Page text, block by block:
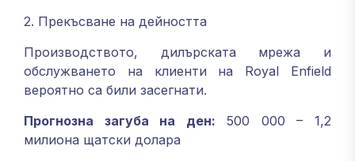
2. Прекъсване на дейността
Производството, дилърската мрежа и
обслужването на клиенти на Royal Enfield
вероятно са били засегнати.
Прогнозна загуба на ден: 500 000 – 1,2
милиона щатски долара